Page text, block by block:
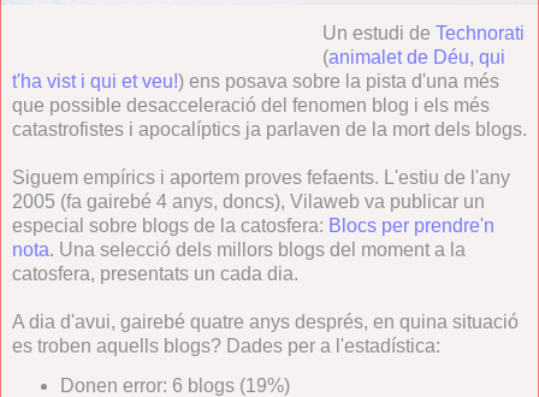
Un estudi de Technorati
(animalet de Déu, qui
t'ha vist i qui et veu!) ens posava sobre la pista d'una més
que possible desacceleració del fenomen blog i els més
catastrofistes i apocalíptics ja parlaven de la mort dels blogs.
Siguem empírics i aportem proves fefaents. L'estiu de l'any
2005 (fa gairebé 4 anys, doncs), Vilaweb va publicar un
especial sobre blogs de la catosfera: Blocs per prendre'n
nota. Una selecció dels millors blogs del moment a la
catosfera, presentats un cada dia.
A dia d'avui, gairebé quatre anys després, en quina situació
es troben aquells blogs? Dades per a l'estadística:
Donen error: 6 blogs (19%)